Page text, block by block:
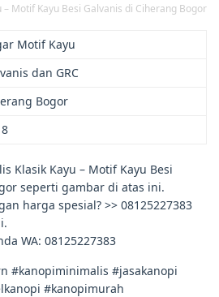
Motif Kayu Besi Galvanis di Ciherang Bogor
Motif Kayu
dan GRC
Bogor
Klasik Kayu – Motif Kayu Besi
seperti gambar di atas ini.
harga spesial? >> 08125227383
WA: 08125227383
#kanopiminimalis #jasakanopi
#kanopimurah